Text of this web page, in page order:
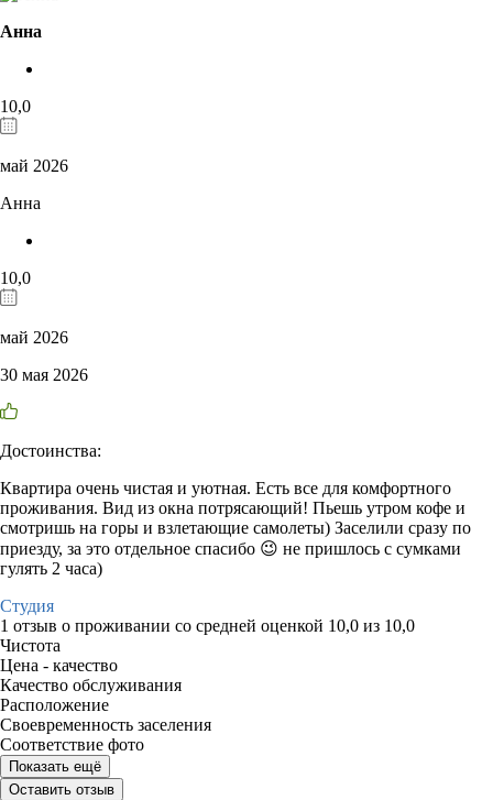
Анна
10,0
май 2026
Анна
10,0
май 2026
30 мая 2026
Достоинства:
Квартира очень чистая и уютная. Есть все для комфортного
проживания. Вид из окна потрясающий! Пьешь утром кофе и
смотришь на горы и взлетающие самолеты) Заселили сразу по
приезду, за это отдельное спасибо 😉 не пришлось с сумками
гулять 2 часа)
Студия
1 отзыв о проживании со средней оценкой 10,0 из 10,0
Чистота
Цена - качество
Качество обслуживания
Расположение
Своевременность заселения
Соответствие фото
Показать ещё
Оставить отзыв